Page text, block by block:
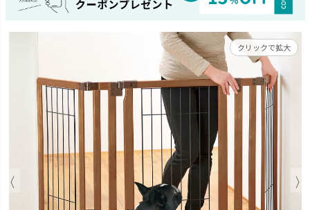
クリックで拡大